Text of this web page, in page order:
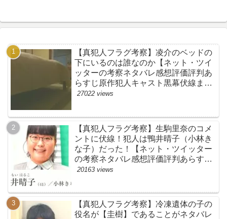
【真犯人フラグ考察】凌介のベッドの
下にいるのは誰なのか【ネット・ツイ
ッターの考察ネタバレ感想評価評判あ
らすじ原作犯人キャスト黒幕伏線まと
め】
27022 views
【真犯人フラグ考察】生駒里奈のコメ
ントに伏線！犯人は鴨井晴子（小林き
な子）だった！【ネット・ツイッター
の考察ネタバレ感想評価評判あらすじ
原作犯人キャスト黒幕伏線まとめ・鴨
20163 views
【真犯人フラグ考察】冷凍遺体の子の
役名が【圭樹】であることがネタバレ